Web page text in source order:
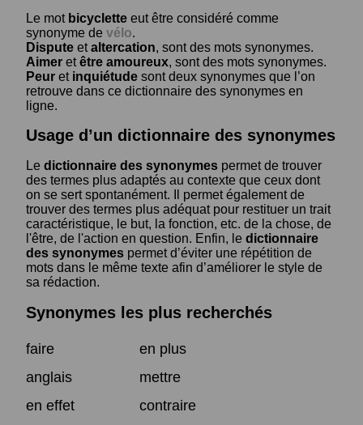
Le mot bicyclette eut être considéré comme
synonyme de vélo.
Dispute etaltercation, sont des mots synonymes.
Aimer etêtre amoureux, sont des mots synonymes.
Peur et inquiétude sont deux synonymes que l’on
retrouve dans ce dictionnaire des synonymes en
ligne.
Usage d’un dictionnaire des synonymes
Le dictionnaire des synonymes permet de trouver
des termes plus adaptés au contexte que ceux dont
on se sert spontanément. Il permet également de
trouver des termes plus adéquat pour restituer un trait
caractéristique, le but, la fonction, etc. de la chose, de
l'être, de l'action en question. Enfin, le dictionnaire
des synonymes permet d’éviter une répétition de
mots dans le même texte afin d’améliorer le style de
sa rédaction.
Synonymes les plus recherchés
faire
en plus
anglais
mettre
en effet
contraire